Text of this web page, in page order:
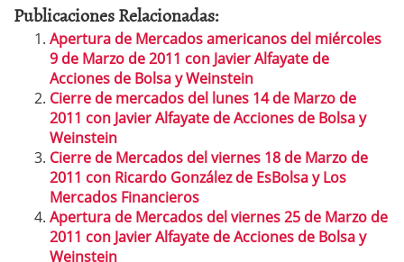
Publicaciones Relacionadas:
Apertura de Mercados americanos del miércoles
9 de Marzo de 2011 con Javier Alfayate de
Acciones de Bolsa y Weinstein
Cierre de mercados del lunes 14 de Marzo de
2011 con Javier Alfayate de Acciones de Bolsa y
Weinstein
Cierre de Mercados del viernes 18 de Marzo de
2011 con Ricardo González de EsBolsa y Los
Mercados Financieros
Apertura de Mercados del viernes 25 de Marzo de
2011 con Javier Alfayate de Acciones de Bolsa y
Weinstein